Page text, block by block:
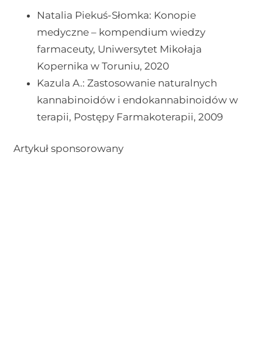
Natalia Piekuś-Słomka: Konopie
medyczne – kompendium wiedzy
farmaceuty, Uniwersytet Mikołaja
Kopernika w Toruniu, 2020
Kazula A.: Zastosowanie naturalnych
kannabinoidów i endokannabinoidów w
terapii, Postępy Farmakoterapii, 2009
Artykuł sponsorowany